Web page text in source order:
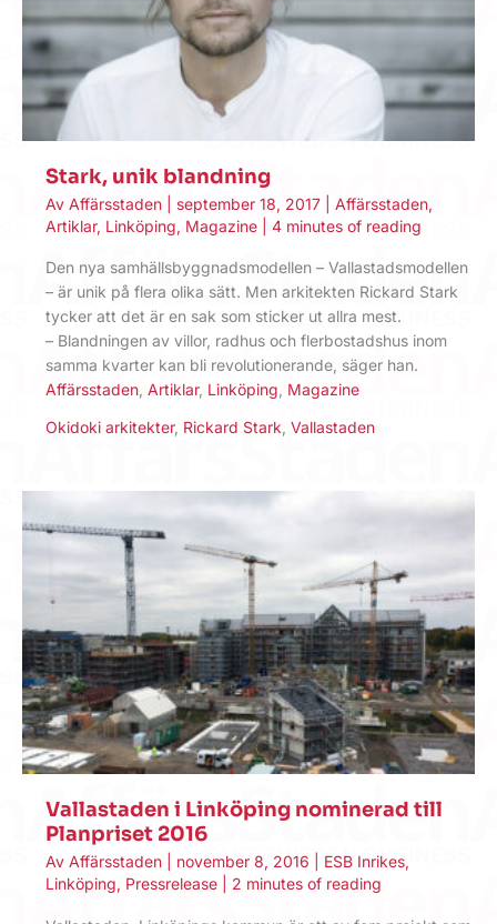
Stark, unik blandning
Av Affärsstaden september 18, 2017 Affärsstaden,
Artiklar, Linköping, Magazine 4 minutes of reading
Den nya samhällsbyggnadsmodellen – Vallastadsmodellen
– är unik på flera olika sätt. Men arkitekten Rickard Stark
tycker att det är en sak som sticker ut allra mest.
– Blandningen av villor, radhus och flerbostadshus inom
samma kvarter kan bli revolutionerande, säger han.
Affärsstaden Artiklar, Linköping Magazine
Okidoki arkitekter, Rickard Stark Vallastaden
Vallastaden i Linköping nominerad till
Planpriset 2016
Av Affärsstaden november 8, 2016 ESB Inrikes,
Linköping, Pressrelease 2 minutes of reading